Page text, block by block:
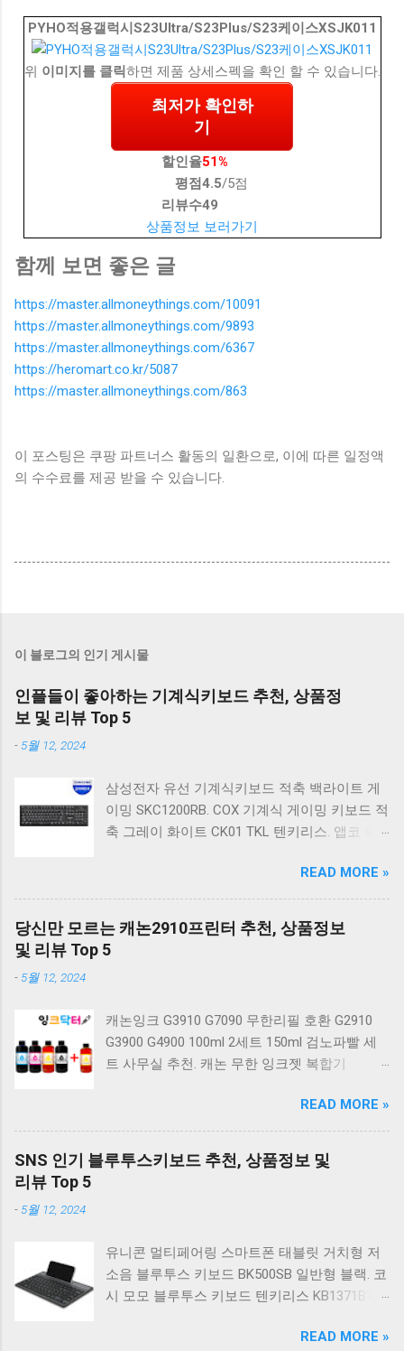
PYHO적용갤럭시S23Ultra/S23Plus/S23케이스XSJK011
위 이미지를 클릭하면 제품 상세스펙을 확인 할 수 있습니다.
최저가 확인하
기
할인율51%
평점4.5/5점
리뷰수49
상품정보 보러가기
함께 보면 좋은 글
https://master.allmoneythings.com/10091
https://master.allmoneythings.com/9893
https://master.allmoneythings.com/6367
https://heromart.co.kr/5087
https://master.allmoneythings.com/863
이 포스팅은 쿠팡 파트너스 활동의 일환으로, 이에 따른 일정액
의 수수료를 제공 받을 수 있습니다.
이 블로그의 인기 게시물
인플들이 좋아하는 기계식키보드 추천, 상품정
보 및 리뷰 Top 5
- 5월 12, 2024
삼성전자 유선 기계식키보드 적축 백라이트 게
이밍 SKC1200RB. COX 기계식 게이밍 키보드 적
축 그레이 화이트 CK01 TKL 텐키리스. 앱코 축
랙 K560 일반형. 앱코 K517 레트로 기계식 게이
밍 유선키보드 갈축 일반형 레트로 베이지. 체리
키보드 G803000S TKL RGB 게이밍 텐키리스 기
계식 키보드 4종 축 선택 저소음적축 블랙. 체리
베이지 K517 Retro. COX CK01 교체축 사이드
RGB 게이밍 기계식 키보드 네이비 CK01NV적축
일반형. 체리키보드 XTRFY MX BOARD 3.1 RGB
COX 기계식 게이밍 키보드 갈축 그레이 화이트
CK01 TKL 텐키리스 기계식키보드 구매를 고려
하실 때, 추가 할인 혜택을 놓치지 마세요. 다양
정이 많이 어려우시죠? 특히 기계식키보드 같은
상품을 고를 때는 더 고민이 많을 수 밖에 없습
니다. 다양한 상품들을 상세스펙 과 가격 을 꼼
READ MORE »
당신만 모르는 캐논2910프린터 추천, 상품정보
및 리뷰 Top 5
- 5월 12, 2024
캐논잉크 G3910 G7090 무한리필 호환 G2910
G3900 G4900 100ml 2세트 150ml 검노파빨 세
트 사무실 추천. 캐논 무한 잉크젯 복합기
논 PIXMA G2910 잉크포함 정품 무한복합기 컬
러 잉크젯복합기 가정용프린터 상세정보참조.
캐논 G시리즈 프린터 정품 헤드 카트리지
G1900 G2900 G3900 G4900 G2910 G3910
G4902 G4910 G4911 리필 잉크 1개 GI990
500ml 4색세트. 캐논 빌트인 정품무한 복합기
G2910 정품잉크 포함충전잉크4색 추가증정. 캐
잉크 4색세트 G3910 G3900 G2900 G4900
READ MORE »
SNS 인기 블루투스키보드 추천, 상품정보 및
리뷰 Top 5
- 5월 12, 2024
유니콘 멀티페어링 스마트폰 태블릿 거치형 저
소음 블루투스 키보드 BK500SB 일반형 블랙. 코
시 모모 블루투스 키보드 텐키리스 KB1371BT
K380S. 로지텍 무선키보드 텐키리스 스모키 블
READ MORE »